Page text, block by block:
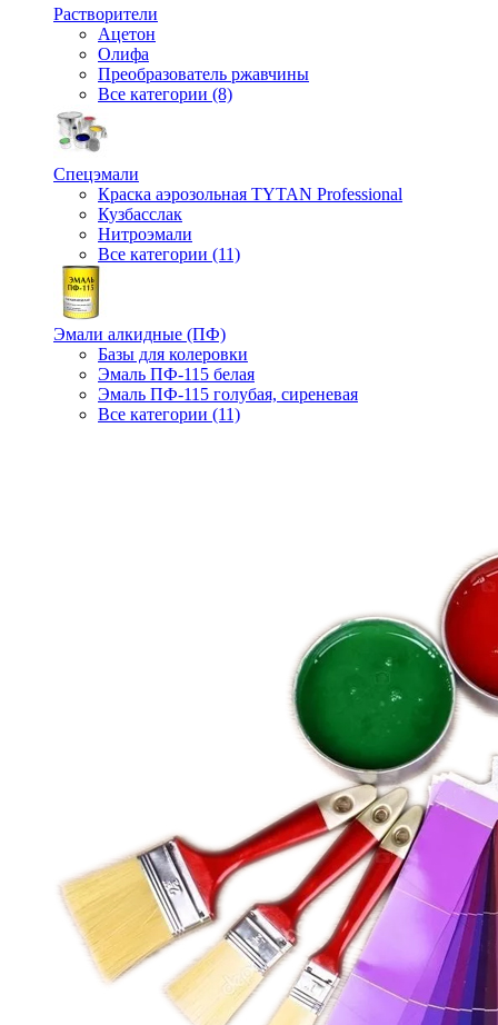
Растворители
Ацетон
Олифа
Преобразователь ржавчины
Все категории (8)
Спецэмали
Краска аэрозольная TYTAN Professional
Кузбасслак
Нитроэмали
Все категории (11)
Эмали алкидные (ПФ)
Базы для колеровки
Эмаль ПФ-115 белая
Эмаль ПФ-115 голубая, сиреневая
Все категории (11)